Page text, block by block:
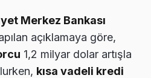
Merkez Bankası
açıklamaya göre,
1,2 milyar dolar artışla
kısa vadeli kredi